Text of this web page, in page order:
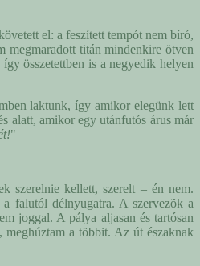
el: a feszített tempót nem bíró,
megmaradott titán mindenkire ötven
összetettben is a negyedik helyen
laktunk, így amikor elegünk lett
alatt, amikor egy utánfutós árus már
"
szerelnie kellett, szerelt – én nem.
falutól délnyugatra. A szervezõk a
joggal. A pálya aljasan és tartósan
a többit. Az út északnak